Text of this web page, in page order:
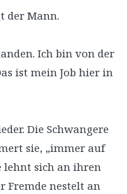
der Mann.
Ich bin von der
ist mein Job hier in
Die Schwangere
sie, „immer auf
lehnt sich an ihren
Fremde nestelt an